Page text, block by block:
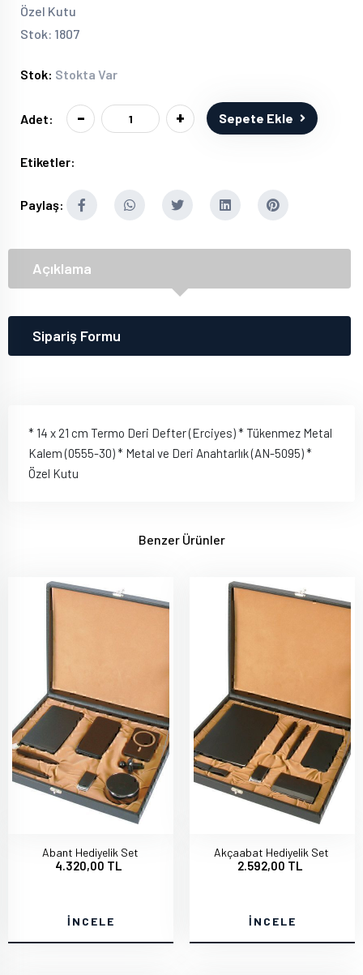
Özel Kutu
Stok: 1807
Stok: Stokta Var
Adet: - + Sepete Ekle
Etiketler:
Paylaş:
Açıklama
Sipariş Formu
* 14 x 21 cm Termo Deri Defter (Erciyes) * Tükenmez Metal
Kalem (0555-30) * Metal ve Deri Anahtarlık (AN-5095) *
Özel Kutu
Benzer Ürünler
Abant Hediyelik Set
4.320,00 TL
İNCELE
Akçaabat Hediyelik Set
2.592,00 TL
İNCELE